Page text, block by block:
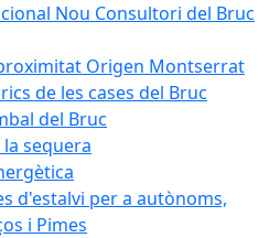
Nou Consultori del Bruc
Origen Montserrat
de les cases del Bruc
del Bruc
sequera
d'estalvi per a autònoms,
i Pimes